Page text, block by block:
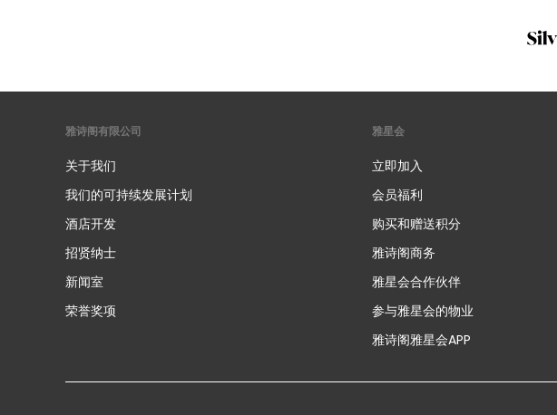
雅诗阁有限公司
关于我们
我们的可持续发展计划
酒店开发
招贤纳士
新闻室
荣誉奖项
雅星会
立即加入
会员福利
购买和赠送积分
雅诗阁商务
雅星会合作伙伴
参与雅星会的物业
雅诗阁雅星会APP